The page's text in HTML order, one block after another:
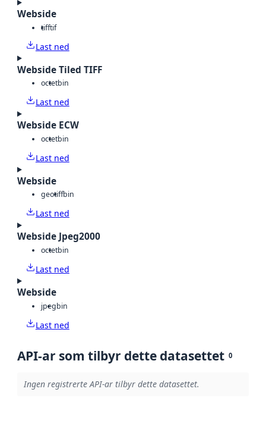
Webside
tifftif
Last ned
Webside Tiled TIFF
octetbin
Last ned
Webside ECW
octetbin
Last ned
Webside
geotiffbin
Last ned
Webside Jpeg2000
octetbin
Last ned
Webside
jpegbin
Last ned
API-ar som tilbyr dette datasettet 0
Ingen registrerte API-ar tilbyr dette datasettet.